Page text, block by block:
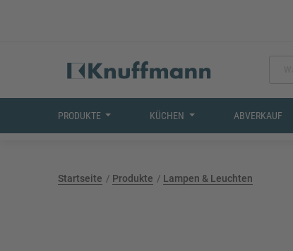
PRODUKTE KÜCHEN ABVERKAUF
Startseite Produkte Lampen & Leuchten